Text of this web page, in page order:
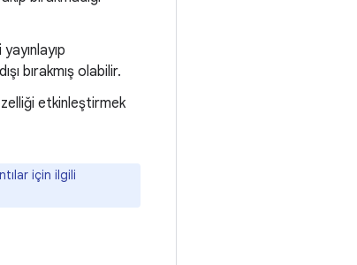
bırakmış olabilir.
etkinleştirmek
için ilgili